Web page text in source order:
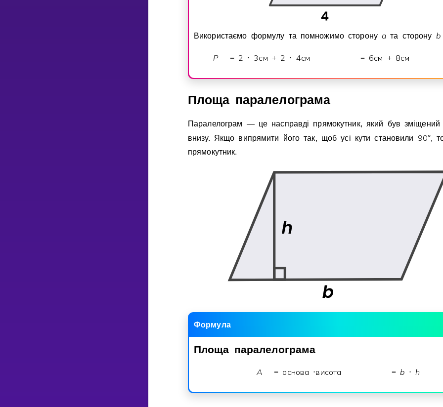
Використаємо формулу та помножимо сторонуa та сторону b
P = 2 ⋅ 3см + 2 ⋅ 4см = 6см + 8см
Площа паралелограма
Паралелограм — це насправдi прямокутник, який був змiщений
внизу. Якщо випрямити його так, щоб усi кути становили 90°,
прямокутник.
Формула
Площа паралелограма
A = основа ⋅висота = b ⋅ h